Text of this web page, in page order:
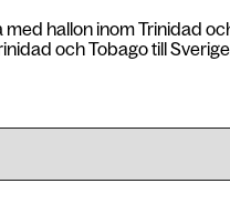
hallon inom Trinidad
och Tobago till